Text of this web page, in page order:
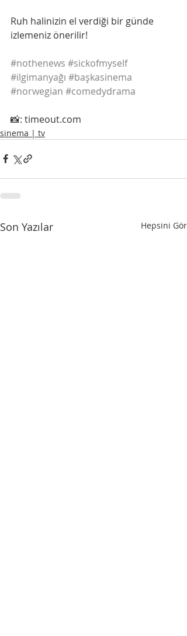
Ruh halinizin el verdiği bir günde
izlemeniz önerilir!
#nothenews #sickofmyself
#ilgimanyağı #başkasinema
#norwegian #comedydrama
📸: timeout.com
sinema | tv
Son Yazılar Hepsini Gör